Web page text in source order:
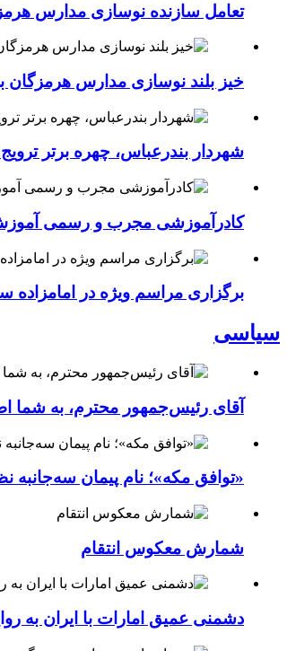
تعامل سازنده نوسازی مدارس هرمزگان و
خیز بلند نوسازی مدارس هرمزگان برای استقبال از مهر؛۴۵۴ کلاس درس
شهردار بندرعباس، چهره برتر
کادرآموزشی مجرب و رسمی آموزش
برگزاری مراسم ویژه در امامزاده
سیاسی
آقای رئیس‌جمهور محترم، به شما
«توافق مکه»؛ نام پیمان سه‌جانبه
شمارش معکوس انتقام
دشمنی عمیق امارات با ایران به